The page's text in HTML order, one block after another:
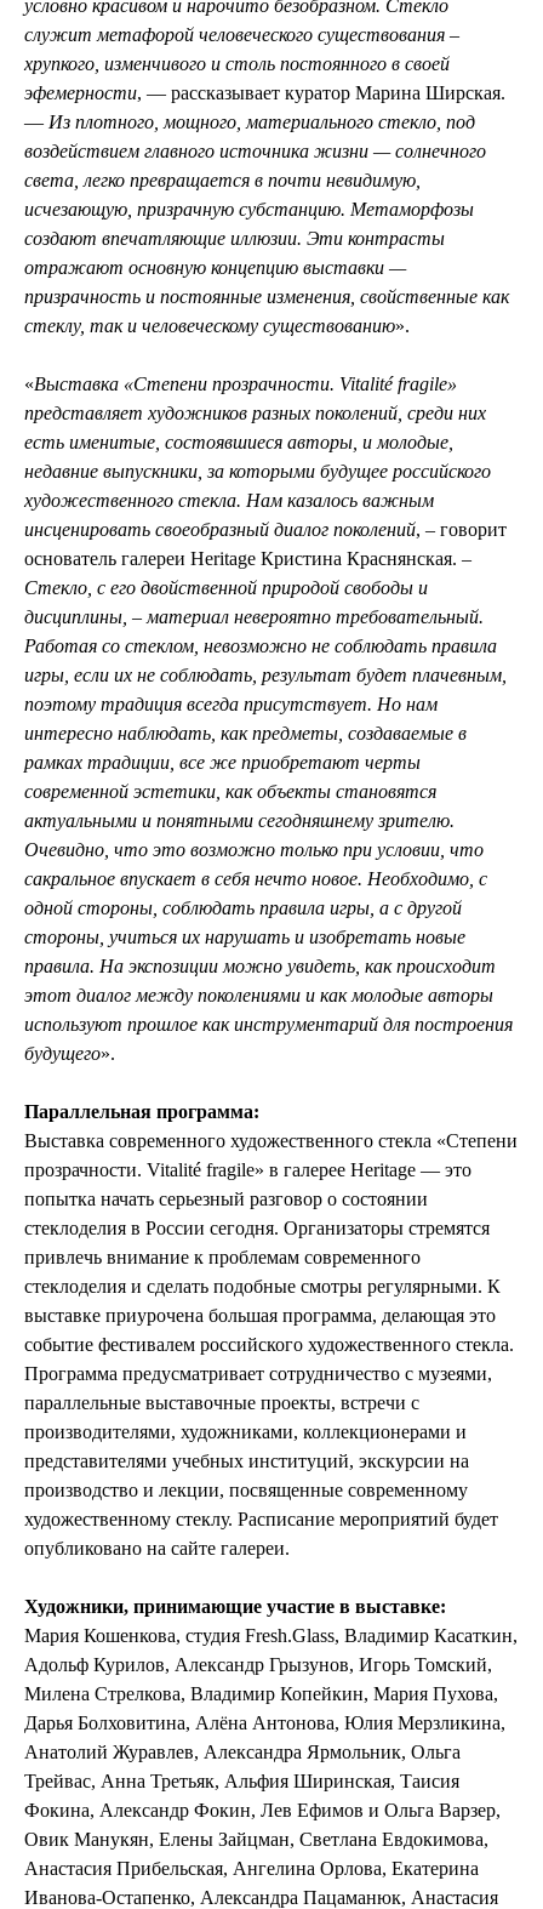
условно красивом и нарочито безобразном. Стекло
служит метафорой человеческого существования –
хрупкого, изменчивого и столь постоянного в своей
эфемерности, — рассказывает куратор Марина Ширская.
— Из плотного, мощного, материального стекло, под
воздействием главного источника жизни — солнечного
света, легко превращается в почти невидимую,
исчезающую, призрачную субстанцию. Метаморфозы
создают впечатляющие иллюзии. Эти контрасты
отражают основную концепцию выставки —
призрачность и постоянные изменения, свойственные как
стеклу, так и человеческому существованию».
«Выставка «Степени прозрачности. Vitalité fragile»
представляет художников разных поколений, среди них
есть именитые, состоявшиеся авторы, и молодые,
недавние выпускники, за которыми будущее российского
художественного стекла. Нам казалось важным
инсценировать своеобразный диалог поколений, – говорит
основатель галереи Heritage Кристина Краснянская. –
Стекло, с его двойственной природой свободы и
дисциплины, – материал невероятно требовательный.
Работая со стеклом, невозможно не соблюдать правила
игры, если их не соблюдать, результат будет плачевным,
поэтому традиция всегда присутствует. Но нам
интересно наблюдать, как предметы, создаваемые в
рамках традиции, все же приобретают черты
современной эстетики, как объекты становятся
актуальными и понятными сегодняшнему зрителю.
Очевидно, что это возможно только при условии, что
сакральное впускает в себя нечто новое. Необходимо, с
одной стороны, соблюдать правила игры, а с другой
стороны, учиться их нарушать и изобретать новые
правила. На экспозиции можно увидеть, как происходит
этот диалог между поколениями и как молодые авторы
используют прошлое как инструментарий для построения
будущего».
Параллельная программа:
Выставка современного художественного стекла «Степени
прозрачности. Vitalité fragile» в галерее Heritage — это
попытка начать серьезный разговор о состоянии
стеклоделия в России сегодня. Организаторы стремятся
привлечь внимание к проблемам современного
стеклоделия и сделать подобные смотры регулярными. К
выставке приурочена большая программа, делающая это
событие фестивалем российского художественного стекла.
Программа предусматривает сотрудничество с музеями,
параллельные выставочные проекты, встречи с
производителями, художниками, коллекционерами и
представителями учебных институций, экскурсии на
производство и лекции, посвященные современному
художественному стеклу. Расписание мероприятий будет
опубликовано на сайте галереи.
Художники, принимающие участие в выставке:
Мария Кошенкова, студия Fresh.Glass, Владимир Касаткин,
Адольф Курилов, Александр Грызунов, Игорь Томский,
Милена Стрелкова, Владимир Копейкин, Мария Пухова,
Дарья Болховитина, Алёна Антонова, Юлия Мерзликина,
Анатолий Журавлев, Александра Ярмольник, Ольга
Трейвас, Анна Третьяк, Альфия Ширинская, Таисия
Фокина, Александр Фокин, Лев Ефимов и Ольга Варзер,
Овик Манукян, Елены Зайцман, Светлана Евдокимова,
Анастасия Прибельская, Ангелина Орлова, Екатерина
Иванова-Остапенко, Александра Пацаманюк, Анастасия